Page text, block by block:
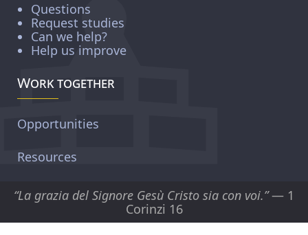
Questions
Request studies
Can we help?
Help us improve
Work together
Opportunities
Resources
“La grazia del Signore Gesù Cristo sia con voi.”— 1
Corinzi 16